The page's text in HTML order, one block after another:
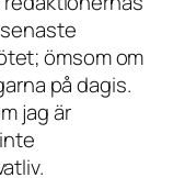
ömsom om
på dagis.
jag är